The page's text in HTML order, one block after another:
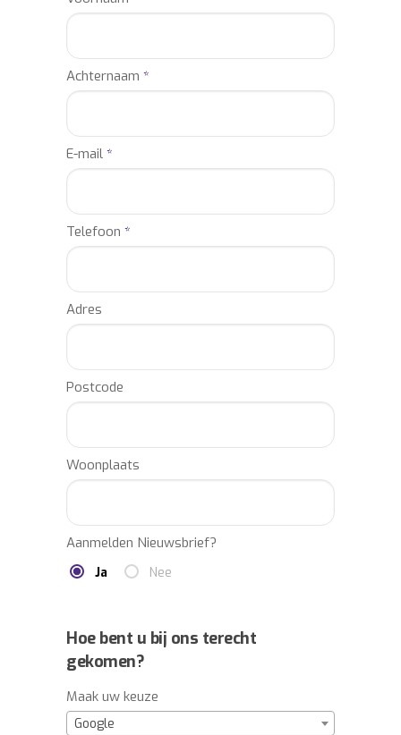
Achternaam *
E-mail *
Telefoon *
Adres
Postcode
Woonplaats
Aanmelden Nieuwsbrief?
Ja Nee
Hoe bent u bij ons terecht
gekomen?
Maak uw keuze
Google